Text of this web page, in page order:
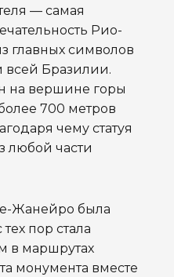
— самая
Рио-
главных символов
всей Бразилии.
на вершине горы
700 метров
чему статуя
любой части
Жанейро была
тех пор стала
в маршрутах
монумента вместе